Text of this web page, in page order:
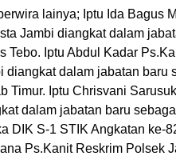
lainya; Iptu Ida Bagus
Jambi diangkat dalam
Tebo. Iptu Abdul Kadar
diangkat dalam jabatan
Timur. Iptu Chrisvani
dalam jabatan baru
DIK S-1 STIK Angkatan ke-
Ps.Kanit Reskrim Polsek